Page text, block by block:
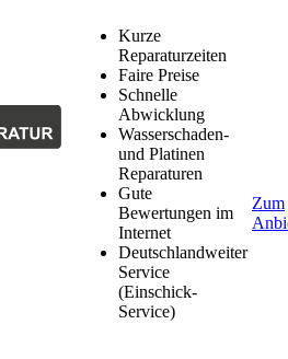
Kurze
Reparaturzeiten
Faire Preise
Schnelle
Abwicklung
Wasserschaden-
und Platinen
Reparaturen
Gute
Bewertungen im
Internet
Deutschlandweiter
Service
(Einschick-
Service)
Zum